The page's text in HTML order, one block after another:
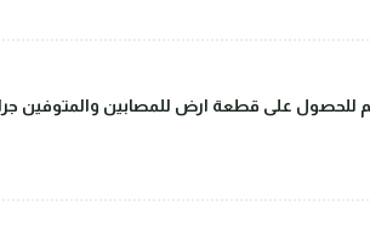
للحصول على قطعة ارض للمصابين والمتوفين